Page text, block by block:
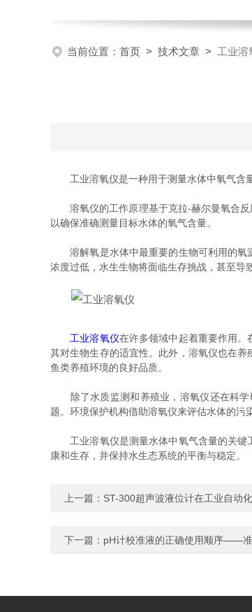
当前位置： 首页 > 技术文章 > 工业溶
工业溶氧仪是一种用于测量水体中氧气含量
溶氧仪的工作原理基于克拉-赫尔曼氧合反
以确保准确测量目标水体的氧气含量。
溶解氧是水体中最重要的生物可利用的氧源
浓度过低，水生生物将面临生存挑战，甚至导
工业溶氧仪在许多领域中起着重要作用
其对生物生存的适宜性。此外，溶氧仪也在
鱼类养殖环境的良好品质。
除了水质监测和养殖业，溶氧仪还在科学
题。环境保护机构借助溶氧仪来评估水体的污
工业溶氧仪是测量水体中氧气含量的关键
康和生存，并保持水生态系统的平衡与稳定。
上一篇： ST-300超声波液位计在工业自动
下一篇： pH计校准液的正确使用顺序——